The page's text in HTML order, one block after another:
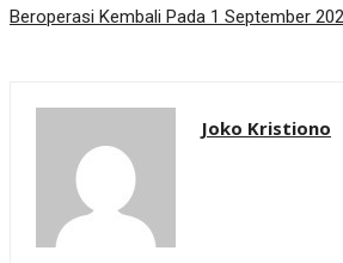
Beroperasi Kembali Pada 1 September
Joko Kristiono